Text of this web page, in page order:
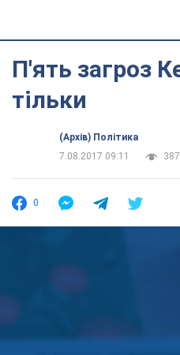
П'ять загроз
тільки
(Архів) Політика
7.08.2017 09:11
387
0